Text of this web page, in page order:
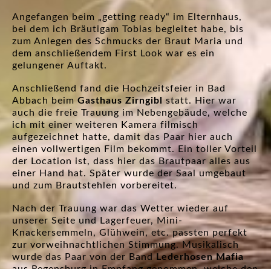
Angefangen beim „getting ready“ im Elternhaus,
bei dem ich Bräutigam Tobias begleitet habe, bis
zum Anlegen des Schmucks der Braut Maria und
dem anschließendem First Look war es ein
gelungener Auftakt.
Anschließend fand die Hochzeitsfeier in Bad
Abbach beim Gasthaus Zirngib
statt. Hier war
auch die freie Trauung im Nebengebäude, welche
ich mit einer weiteren Kamera filmisch
aufgezeichnet hatte, damit das Paar hier auch
einen vollwertigen Film bekommt. Ein toller Vorteil
der Location ist, dass hier das Brautpaar alles aus
einer Hand hat. Später wurde der Saal umgebaut
und zum Brautstehlen vorbereitet.
Nach der Trauung war das Wetter wieder auf
unserer Seite und Lagerfeuer, Mini-
Knackersemmeln, Glühwein, etc. passten perfekt
zur vorweihnachtlichen Stimmung. Musikalisch
wurde das Paar von der Band
Lederhosen Mafia